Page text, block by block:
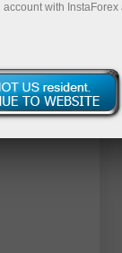
with InstaForex